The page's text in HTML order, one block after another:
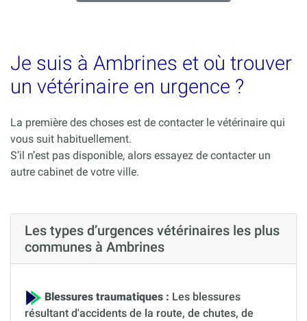
Je suis à Ambrines et où trouver
un vétérinaire en urgence ?
La première des choses est de contacter le vétérinaire qui
vous suit habituellement.
S’il n’est pas disponible, alors essayez de contacter un
autre cabinet de votre ville.
Les types d’urgences vétérinaires les plus
communes à Ambrines
Blessures traumatiques : Les blessures
résultant d'accidents de la route, de chutes, de